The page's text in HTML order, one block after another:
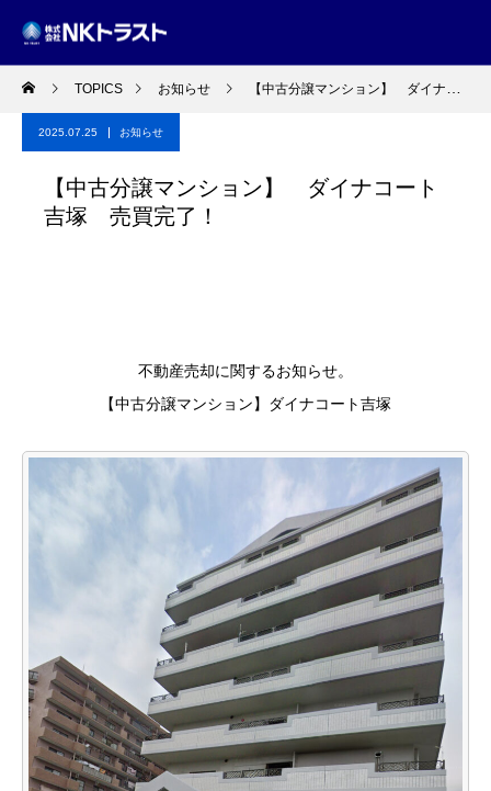
TOPICS お知らせ 【中古分譲マンション】 ダイナコート吉塚 売買完了！
2025.07.25 お知らせ
【中古分譲マンション】 ダイナコート
吉塚 売買完了！
不動産売却に関するお知らせ。
【中古分譲マンション】ダイナコート吉塚